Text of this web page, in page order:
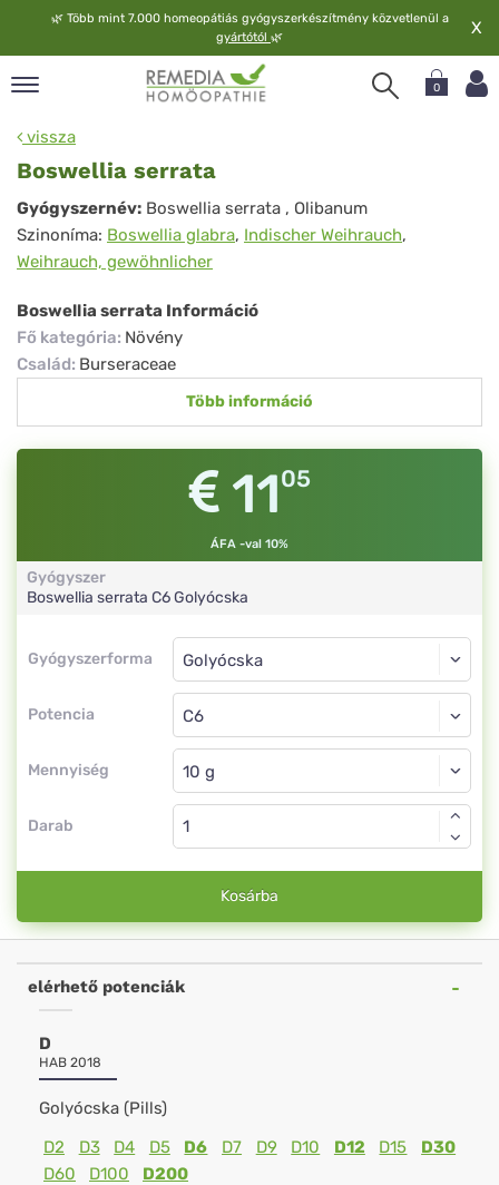
🌿 Több mint 7.000 homeopátiás gyógyszerkészítmény közvetlenül a
gyártótól 🌿 X
0
vissza
Boswellia serrata
Boswellia
serrata
Gyógyszernév: Boswellia serrata , Olibanum
Szinoníma: Boswellia glabra, Indischer Weihrauch,
Weihrauch, gewöhnlicher
Boswellia serrata Információ
Fő kategória: Növény
Család: Burseraceae
Több információ
1105
ÁFA -val 10%
Gyógyszer
Boswellia serrata C6Golyócska
Gyógyszerforma
Gyógyszerforma
Potencia
Golyócska
C6
Mennyiség
Golyócska
Darab
Kosárba
elérhető potenciák
D
HAB 2018
Golyócska (Pills)
D2
D3 D4 D5 D6 D7 D9 D10 D12 D15
D30
D60
D100 D200